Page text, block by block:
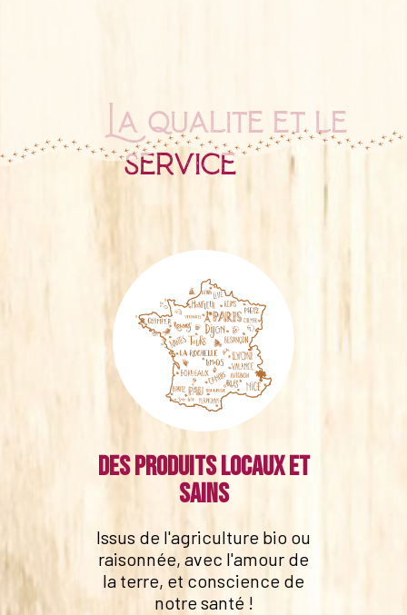
La qualité et le
service
Des produits locaux et
sains
Issus de l'agriculture bio ou
raisonnée, avec l'amour de
la terre, et conscience de
notre santé !